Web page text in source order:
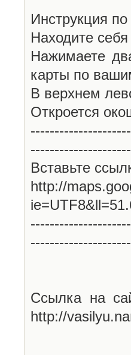
Инструкция
Находите
Нажимаете
карты по
В верхнем
Откроется
Вставьте
http://
Ссылка на
http://